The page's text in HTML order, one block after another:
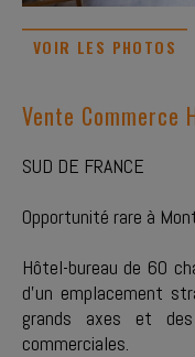
VOIR LES PHOTOS
Vente Commerce
SUD DE FRANCE
Opportunité rare à
Hôtel-bureau de 60
d'un emplacement
grands axes et
commerciales.